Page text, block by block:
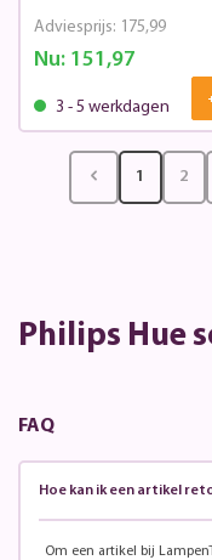
Nu:151,97
Adviesprijs: 175,99
3 - 5 werkdagen
1 2
Philips Hue
FAQ
Hoe kan ik een artikel
Om een artikel bij